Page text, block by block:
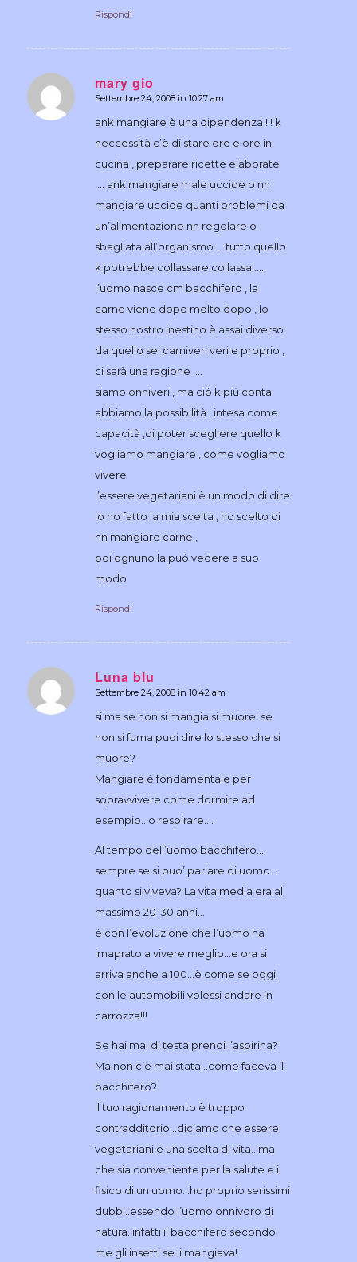
Rispondi
mary gio
dice:
Settembre 24, 2008 in 10:27 am
ank mangiare è una dipendenza !!! k
neccessità c’è di stare ore e ore in
cucina , preparare ricette elaborate
…. ank mangiare male uccide o nn
mangiare uccide quanti problemi da
un’alimentazione nn regolare o
sbagliata all’organismo … tutto quello
k potrebbe collassare collassa ….
l’uomo nasce cm bacchifero , la
carne viene dopo molto dopo , lo
stesso nostro inestino è assai diverso
da quello sei carniveri veri e proprio ,
ci sarà una ragione ….
siamo onniveri , ma ciò k più conta
abbiamo la possibilità , intesa come
capacità ,di poter scegliere quello k
vogliamo mangiare , come vogliamo
vivere
l’essere vegetariani è un modo di dire
io ho fatto la mia scelta , ho scelto di
nn mangiare carne ,
poi ognuno la può vedere a suo
modo
Rispondi
Luna blu
dice:
Settembre 24, 2008 in 10:42 am
si ma se non si mangia si muore! se
non si fuma puoi dire lo stesso che si
muore?
Mangiare è fondamentale per
sopravvivere come dormire ad
esempio…o respirare….
Al tempo dell’uomo bacchifero…
sempre se si puo’ parlare di uomo…
quanto si viveva? La vita media era al
massimo 20-30 anni…
è con l’evoluzione che l’uomo ha
imaprato a vivere meglio…e ora si
arriva anche a 100…è come se oggi
con le automobili volessi andare in
carrozza!!!
Se hai mal di testa prendi l’aspirina?
Ma non c’è mai stata…come faceva il
bacchifero?
Il tuo ragionamento è troppo
contradditorio…diciamo che essere
vegetariani è una scelta di vita…ma
che sia conveniente per la salute e il
fisico di un uomo…ho proprio serissimi
dubbi..essendo l’uomo onnivoro di
natura..infatti il bacchifero secondo
me gli insetti se li mangiava!